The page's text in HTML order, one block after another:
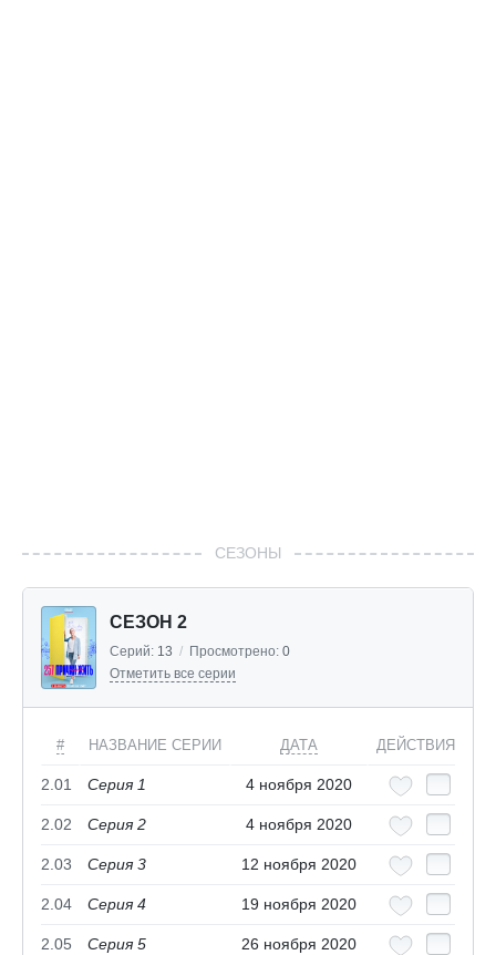
СЕЗОНЫ
СЕЗОН 2
Серий: 13 / Просмотрено: 0
Отметить все серии
# НАЗВАНИЕ СЕРИИ ДАТА ДЕЙСТВИЯ
2.01 Серия 1 4 ноября 2020
2.02 Серия 2 4 ноября 2020
2.03 Серия 3 12 ноября 2020
2.04 Серия 4 19 ноября 2020
2.05 Серия 5 26 ноября 2020